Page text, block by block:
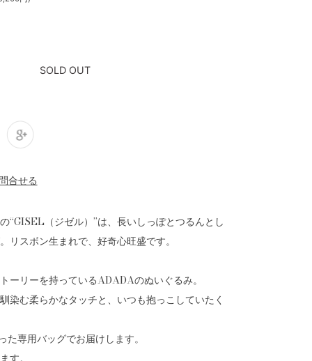
SOLD OUT
“GISEL（ジゼル）”は、長いしっぽとつるんとし
リスボン生まれで、好奇心旺盛です。
ーリーを持っているADADAのぬいぐるみ。
染む柔らかなタッチと、いつも抱っこしていたく
専用バッグでお届けします。
す。